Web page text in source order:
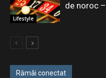
Lifestyle
de noroc
Rămâi conectat